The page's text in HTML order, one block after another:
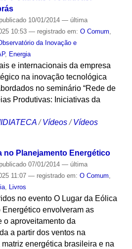
publicado10/01/2014 — última
10:53 — registrado em: O Comum,
da Inovação e
, Energia
e internacionais da empresa
na inovação tecnológica
no seminário “Rede de
Produtivas: Iniciativas da
/Vídeos /Vídeos
no Planejamento Energético
publicado07/01/2014 — última
11:07 — registrado em: O Comum,
, Livros
no evento O Lugar da Eólica
envolveram as
o aproveitamento da
a partir dos ventos na
energética brasileira e na